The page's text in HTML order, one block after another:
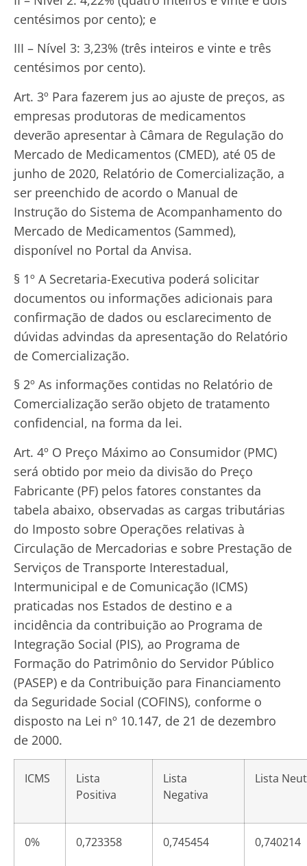
centésimos por cento); e
III – Nível 3: 3,23% (três inteiros e vinte e três
centésimos por cento).
Art. 3º Para fazerem jus ao ajuste de preços, as
empresas produtoras de medicamentos
deverão apresentar à Câmara de Regulação do
Mercado de Medicamentos (CMED), até 05 de
junho de 2020, Relatório de Comercialização, a
ser preenchido de acordo o Manual de
Instrução do Sistema de Acompanhamento do
Mercado de Medicamentos (Sammed),
disponível no Portal da Anvisa.
§ 1º A Secretaria-Executiva poderá solicitar
documentos ou informações adicionais para
confirmação de dados ou esclarecimento de
dúvidas advindas da apresentação do Relatório
de Comercialização.
§ 2º As informações contidas no Relatório de
Comercialização serão objeto de tratamento
confidencial, na forma da lei.
Art. 4º O Preço Máximo ao Consumidor (PMC)
será obtido por meio da divisão do Preço
Fabricante (PF) pelos fatores constantes da
tabela abaixo, observadas as cargas tributárias
do Imposto sobre Operações relativas à
Circulação de Mercadorias e sobre Prestação de
Serviços de Transporte Interestadual,
Intermunicipal e de Comunicação (ICMS)
praticadas nos Estados de destino e a
incidência da contribuição ao Programa de
Integração Social (PIS), ao Programa de
Formação do Patrimônio do Servidor Público
(PASEP) e da Contribuição para Financiamento
da Seguridade Social (COFINS), conforme o
disposto na Lei nº 10.147, de 21 de dezembro
de 2000.
ICMS
Lista
Positiva
Lista
Negativa
Lista
0% 0,723358 0,745454 0,740214